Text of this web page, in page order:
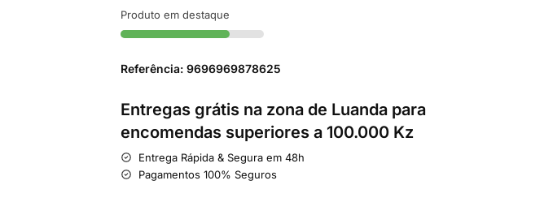
Produto em destaque
Referência: 9696969878625
Entregas grátis na zona de Luanda para
encomendas superiores a 100.000 Kz
Entrega Rápida & Segura em 48h
Pagamentos 100% Seguros